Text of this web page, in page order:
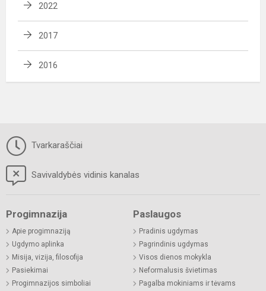
2022
2017
2016
Tvarkaraščiai
Savivaldybės vidinis kanalas
Progimnazija
Apie progimnaziją
Ugdymo aplinka
Misija, vizija, filosofija
Pasiekimai
Progimnazijos simboliai
Paslaugos
Pradinis ugdymas
Pagrindinis ugdymas
Visos dienos mokykla
Neformalusis švietimas
Pagalba mokiniams ir tėvams